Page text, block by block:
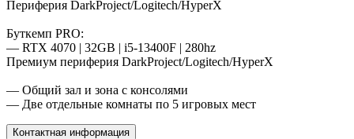
Периферия DarkProject/Logitech/HyperX
Буткемп PRO:
— RTX 4070 | 32GB | i5-13400F | 280hz
Премиум периферия DarkProject/Logitech/HyperX
— Общий зал и зона с консолями
— Две отдельные комнаты по 5 игровых мест
Контактная информация